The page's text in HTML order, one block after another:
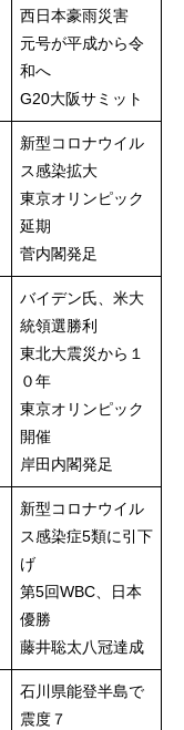
西日本豪雨災害
元号が平成から令
和へ
G20大阪サミット
新型コロナウイル
ス感染拡大
東京オリンピック
延期
菅内閣発足
バイデン氏、米大
統領選勝利
東北大震災から１
０年
東京オリンピック
開催
岸田内閣発足
新型コロナウイル
ス感染症5類に引下
げ
第5回WBC、日本
優勝
藤井聡太八冠達成
石川県能登半島で
震度７